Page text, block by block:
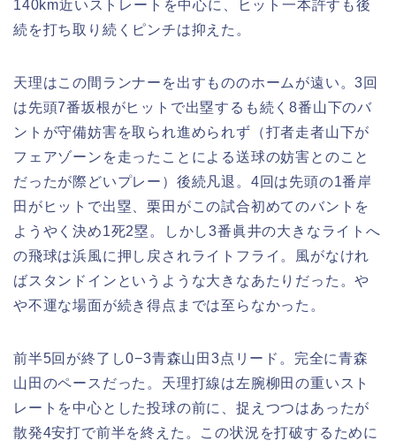
140km近いストレートを中心に、ヒット一本許すも後
続を打ち取り続くピンチは抑えた。
天理はこの間ランナーを出すもののホームが遠い。3回
は先頭7番坂根がヒットで出塁するも続く8番山下のバ
ントが守備妨害を取られ進められず（打者走者山下が
フェアゾーンを走ったことによる送球の妨害とのこと
だったが際どいプレー）後続凡退。4回は先頭の1番岸
田がヒットで出塁、栗田がこの試合初めてのバントを
ようやく決め1死2塁。しかし3番眞井の大きなライトへ
の飛球は浜風に押し戻されライトフライ。風がなけれ
ばスタンドインというような大きなあたりだった。や
や不運な場面が続き得点までは至らなかった。
前半5回が終了し0−3青森山田3点リード。完全に青森
山田のペースだった。天理打線は左腕柳田の重いスト
レートを中心とした投球の前に、捉えつつはあったが
散発4安打で前半を終えた。この状況を打破するために